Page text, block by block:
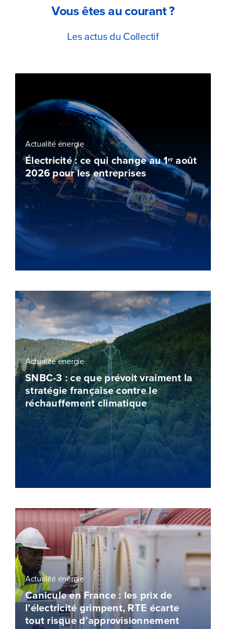
Vous êtes au courant ?
Les actus du Collectif
Actualité énergie
Électricité : ce qui change au 1ᵉʳ août
2026 pour les entreprises
Actualité énergie
SNBC-3 : ce que prévoit vraiment la
stratégie française contre le
réchauffement climatique
Actualité énergie
Canicule en France : les prix de
l’électricité grimpent, RTE écarte
tout risque d’approvisionnement